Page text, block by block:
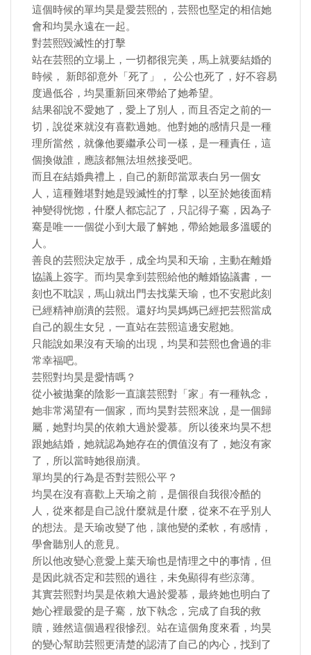
這個時候的單均昊是愛芸熙的，芸熙也堅定的相信她
會和均昊永遠在一起。
對芸熙毀滅性的打擊
站在芸熙的立場上，一切都很完美，馬上就要結婚的
時候， 新郎卻意外「死了」， 公公也死了，好不容易
度過低谷，均昊重新回來帶給了她希望。
結果卻說不愛她了，愛上了別人，而且否定之前的一
切，說從來就沒有喜歡過她。他對她的感情只是一種
理所當然，就像他要繼承公司一樣，是一種責任，這
個換做誰，應該都無法坦然接受吧。
而且在結婚典禮上，自己的新郎當眾表白另一個女
人，這種難堪對她是毀滅性的打擊，以至於她後面精
神變得恍惚，什麼人都忘記了，只記得子騫，因為子
騫是唯一一個從小到大最了解她，帶給她最多溫暖的
人。
善良的芸熙決定放手，成全均昊和天瑜，主動在離婚
協議上簽字。而均昊拿到芸熙給他的離婚協議書，一
刻也不耽誤，馬山就出門去找葉天瑜，也不安慰此刻
已經精神崩潰的芸熙。還好均昊媽媽已經把芸熙當成
自己的親生女兒，一直站在芸熙這邊安慰她。
只能說如果沒有天瑜的出現，均昊和芸熙也會過的非
常幸福吧。
芸熙對均昊是愛情嗎？
從小被拋棄的陰影一直讓芸熙對「家」有一種執念，
她非常渴望有一個家，而均昊對芸熙來說，是一個歸
屬，她對均昊的依賴大過於愛慕。所以後來均昊不想
跟她結婚，她就認為她存在的價值沒有了，她沒有家
了，所以當時她很崩潰。
單均昊的行為是否對芸熙公平？
均昊在沒有喜歡上天瑜之前，是個很自我很冷酷的
人，從來都是自己說什麼就是什麼，從來不在乎別人
的想法。是天瑜改變了他，讓他變的柔軟，有感情，
學會聽別人的意見。
所以他改變心意愛上葉天瑜也是情理之中的事情，但
是因此就否定和芸熙的過往，未免顯得有些涼薄。
其實芸熙對均昊是依賴大過於愛慕，最終她也明白了
她心裡最愛的是子騫，放下執念，完成了自我的救
贖，雖然這個過程很慘烈。站在這個角度來看，均昊
的變心幫助芸熙更清楚的認清了自己的內心，找到了